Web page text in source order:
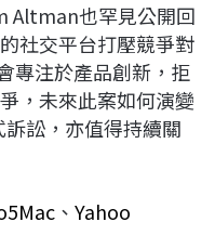
Altman也罕見公開回
社交平台打壓競爭對
專注於產品創新，拒
，未來此案如何演變
訟，亦值得持續關
、 Yahoo